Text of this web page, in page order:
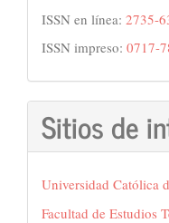
ISSN en línea: 2735-
ISSN impreso: 0717-
Sitios de
Universidad Católica
Facultad de Estudios